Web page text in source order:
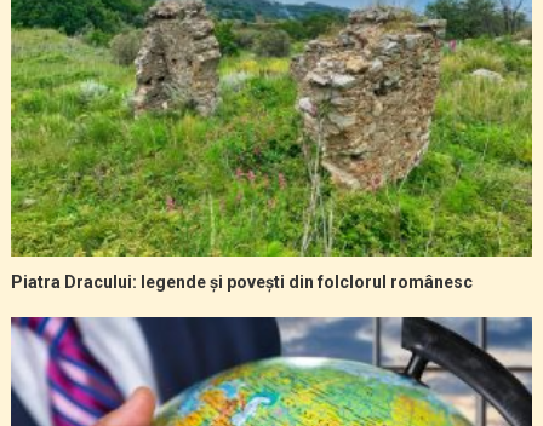
Piatra Dracului: legende și povești din folclorul românesc